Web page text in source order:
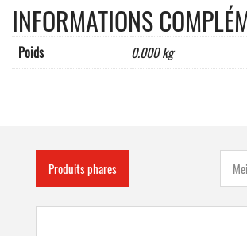
caractéres)
INFORMATIONS
Poids 0.000 kg
Produits phares